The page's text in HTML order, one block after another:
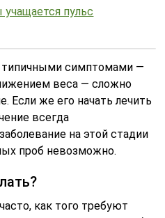
пульс
типичными симптомами —
веса — сложно
Если же его начать лечить
всегда
на этой стадии
проб невозможно.
как того требуют